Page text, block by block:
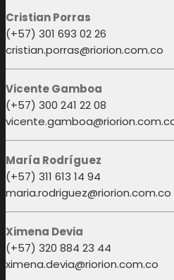
Cristian Porras
(+57) 301 693 02 26
cristian.porras@riorion.com.co
Vicente Gamboa
(+57) 300 241 22 08
María Rodríguez
(+57) 311 613 14 94
maria.rodriguez@riorion.com.co
Ximena Devia
(+57) 320 884 23 44
ximena.devia@riorion.com.co